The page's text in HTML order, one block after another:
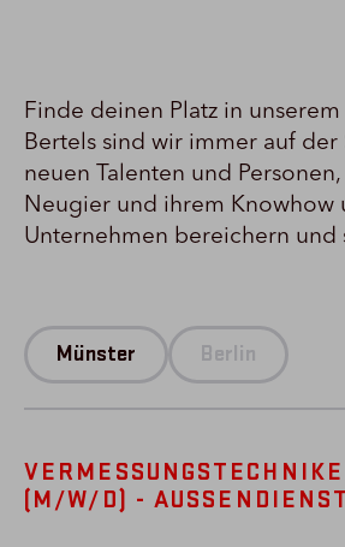
Finde deinen Platz in unserem
Bertels sind wir immer auf der
neuen Talenten und
Neugier und ihrem Knowhow
Unternehmen bereichern und
Münster Berlin
(M/W/D) - AUSSENDIENST